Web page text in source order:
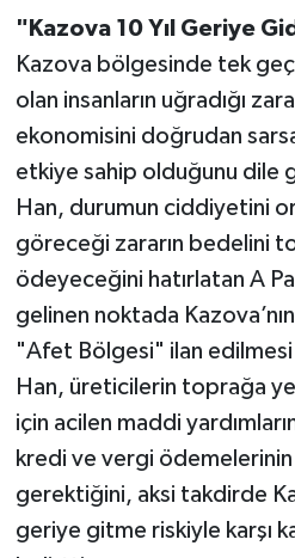
"Kazova 10 Yıl Geriye
Kazova bölgesinde tek
olan insanların uğradığı
ekonomisini doğrudan
etkiye sahip olduğunu dile
Han, durumun ciddiyetini
göreceği zararın bedelini
ödeyeceğini hatırlatan A
gelinen noktada
"Afet Bölgesi" ilan
Han, üreticilerin toprağa
için acilen maddi
kredi ve vergi
gerektiğini, aksi takdirde
geriye gitme riskiyle karşı